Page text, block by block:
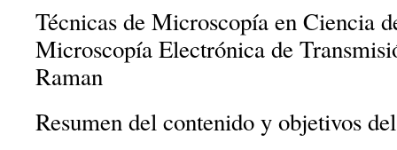
Técnicas de Microscopía en Ciencia
Microscopía Electrónica de
Raman
Resumen del contenido y objetivos